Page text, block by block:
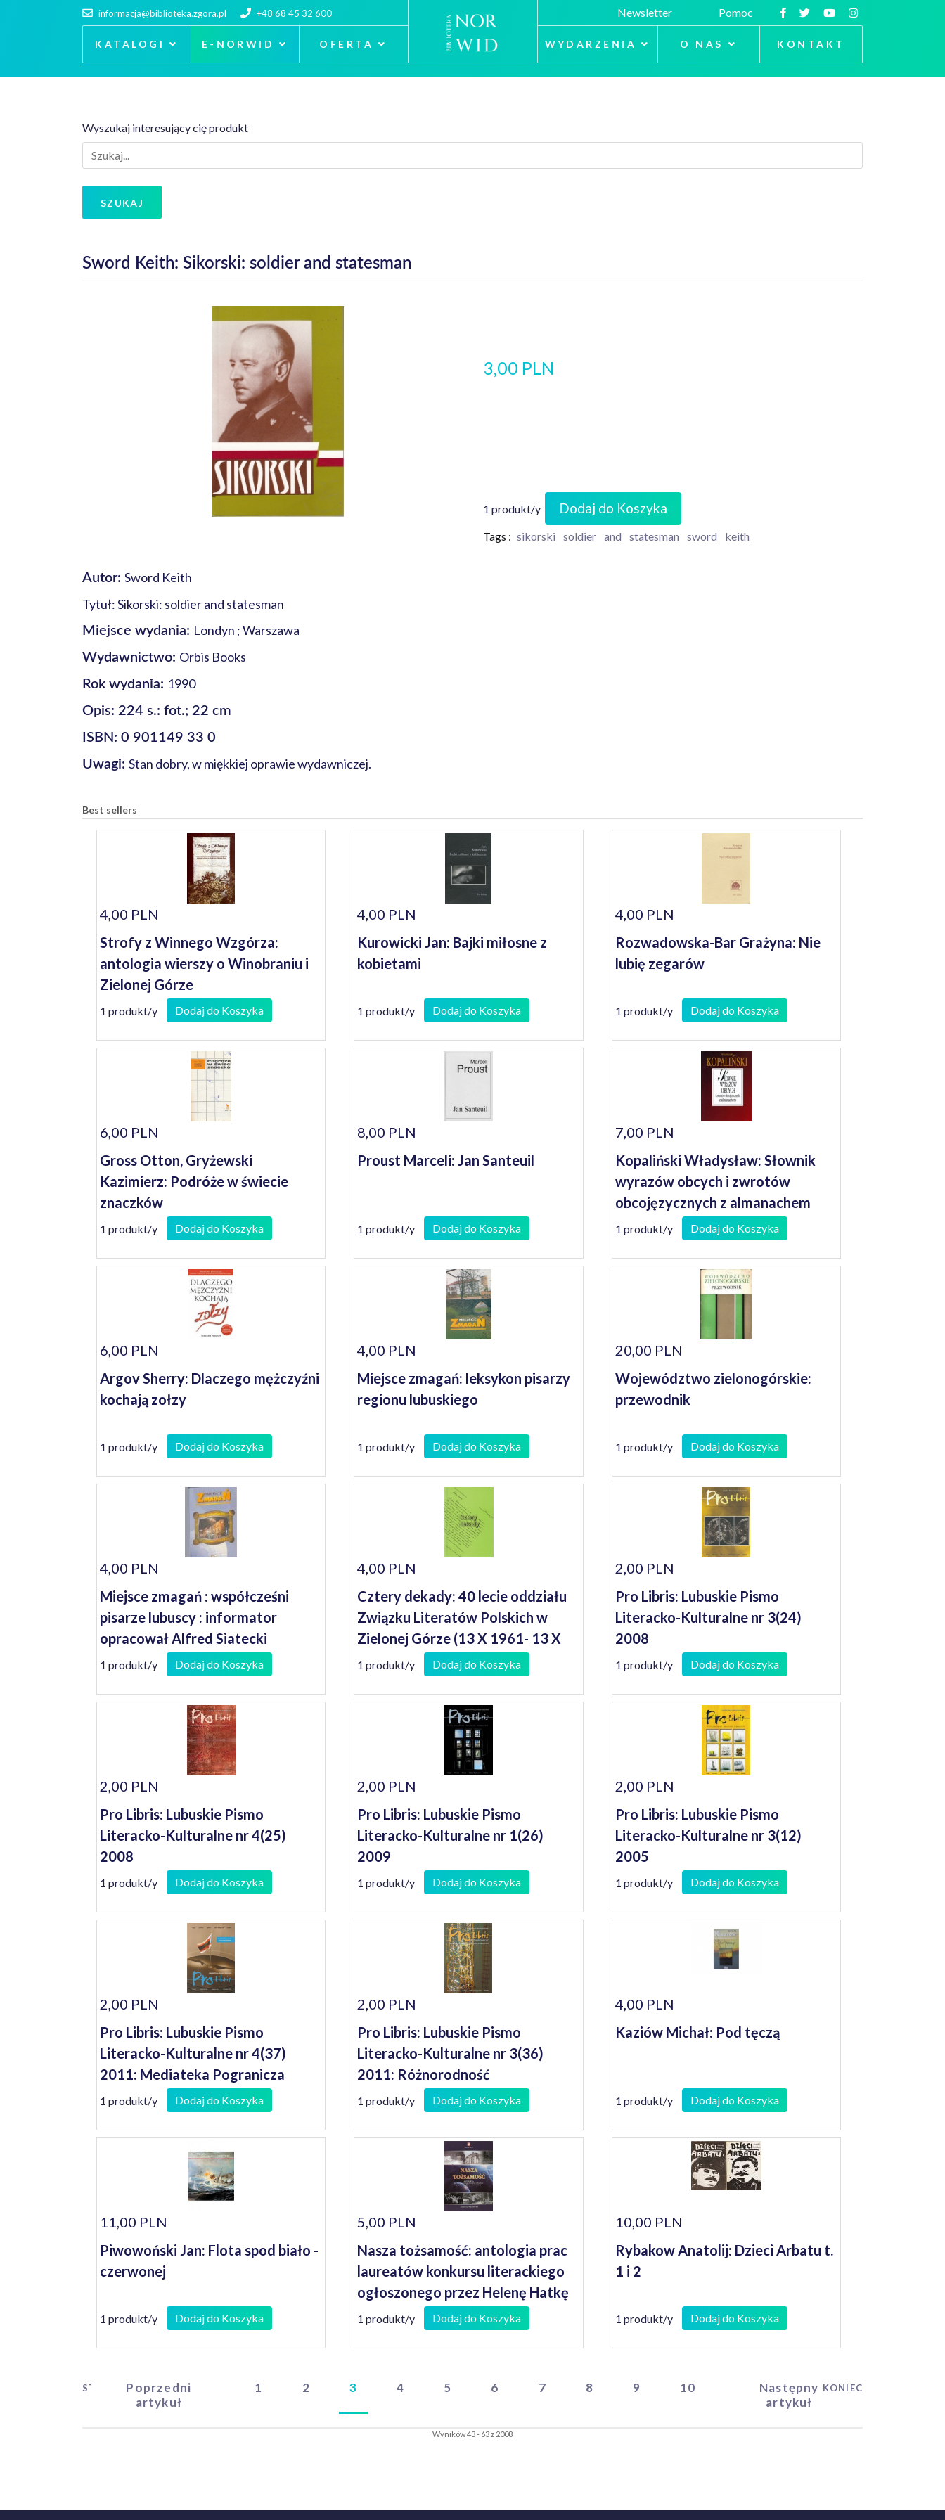
informacja@biblioteka.zgora.pl +48 68 45 32 600
KATALOGI E-NORWID OFERTA
Newsletter Pomoc
WYDARZENIA O NAS KONTAKT
Wyszukaj interesujący cię produkt
SZUKAJ
Sword Keith: Sikorski: soldier and statesman
3,00 PLN
1 produkt/y Dodaj do Koszyka
Tags : sikorski soldier and statesman sword keith
Autor: Sword Keith
Tytuł: Sikorski: soldier and statesman
Miejsce wydania: Londyn ; Warszawa
Wydawnictwo: Orbis Books
Rok wydania: 1990
Opis: 224 s.: fot.; 22 cm
ISBN: 0 901149 33 0
Uwagi: Stan dobry, w miękkiej oprawie wydawniczej.
Best sellers
4,00 PLN
Strofy z Winnego Wzgórza:
antologia wierszy o Winobraniu i
Zielonej Górze
1 produkt/y Dodaj do Koszyka
4,00 PLN
Kurowicki Jan: Bajki miłosne z
kobietami
1 produkt/y Dodaj do Koszyka
4,00 PLN
Rozwadowska-Bar Grażyna: Nie
lubię zegarów
1 produkt/y Dodaj do Koszyka
6,00 PLN
Gross Otton, Gryżewski
Kazimierz: Podróże w świecie
znaczków
1 produkt/y Dodaj do Koszyka
8,00 PLN
Proust Marceli: Jan Santeuil
1 produkt/y Dodaj do Koszyka
7,00 PLN
Kopaliński Władysław: Słownik
wyrazów obcych i zwrotów
obcojęzycznych z almanachem
1 produkt/y Dodaj do Koszyka
6,00 PLN
Argov Sherry: Dlaczego mężczyźni
kochają zołzy
1 produkt/y Dodaj do Koszyka
4,00 PLN
Miejsce zmagań: leksykon pisarzy
regionu lubuskiego
1 produkt/y Dodaj do Koszyka
20,00 PLN
Województwo zielonogórskie:
przewodnik
1 produkt/y Dodaj do Koszyka
4,00 PLN
Miejsce zmagań : współcześni
pisarze lubuscy : informator
opracował Alfred Siatecki
1 produkt/y Dodaj do Koszyka
4,00 PLN
Cztery dekady: 40 lecie oddziału
Związku Literatów Polskich w
Zielonej Górze (13 X 1961- 13 X
2001)
1 produkt/y Dodaj do Koszyka
2,00 PLN
Pro Libris: Lubuskie Pismo
Literacko-Kulturalne nr 3(24)
2008
1 produkt/y Dodaj do Koszyka
2,00 PLN
Pro Libris: Lubuskie Pismo
Literacko-Kulturalne nr 4(25)
2008
1 produkt/y Dodaj do Koszyka
2,00 PLN
Pro Libris: Lubuskie Pismo
Literacko-Kulturalne nr 1(26)
2009
1 produkt/y Dodaj do Koszyka
2,00 PLN
Pro Libris: Lubuskie Pismo
Literacko-Kulturalne nr 3(12)
2005
1 produkt/y Dodaj do Koszyka
2,00 PLN
Pro Libris: Lubuskie Pismo
Literacko-Kulturalne nr 4(37)
2011: Mediateka Pogranicza
1 produkt/y Dodaj do Koszyka
2,00 PLN
Pro Libris: Lubuskie Pismo
Literacko-Kulturalne nr 3(36)
2011: Różnorodność
1 produkt/y Dodaj do Koszyka
4,00 PLN
Kaziów Michał: Pod tęczą
1 produkt/y Dodaj do Koszyka
11,00 PLN
Piwowoński Jan: Flota spod biało -
czerwonej
1 produkt/y Dodaj do Koszyka
5,00 PLN
Nasza tożsamość: antologia prac
laureatów konkursu literackiego
ogłoszonego przez Helenę Hatkę
Wojewodę Lubuskiego
1 produkt/y Dodaj do Koszyka
10,00 PLN
Rybakow Anatolij: Dzieci Arbatu t.
1 i 2
1 produkt/y Dodaj do Koszyka
START
Poprzedni
artykuł
1 2 3 4 5 6 7 8 9 10
Następny
artykuł
KONIEC
Wyników 43 - 63 z 2008